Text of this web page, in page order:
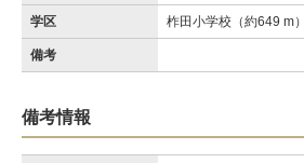
学区 柞田小学校（約649 m）
備考
備考情報